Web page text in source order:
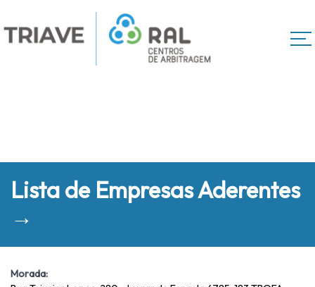
Lista de Empresas Aderentes
→
Morada: